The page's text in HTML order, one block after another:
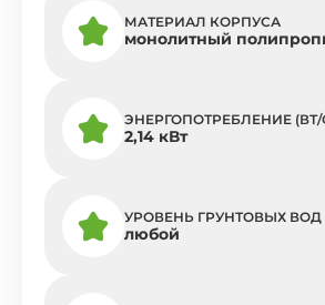
МАТЕРИАЛ КОРПУСА
монолитный
ЭНЕРГОПОТРЕБЛЕНИЕ (ВТ/
2,14 кВт
УРОВЕНЬ ГРУНТОВЫХ ВОД
любой